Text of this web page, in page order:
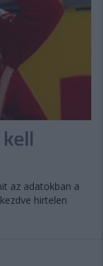
az adatokban a
hirtelen